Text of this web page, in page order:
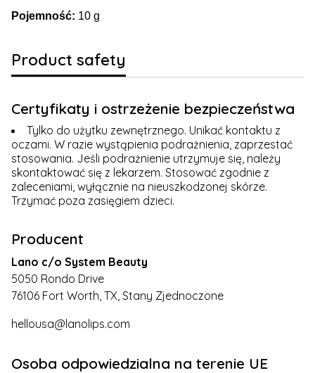
Pojemność: 10 g
Product safety
Certyfikaty i ostrzeżenie bezpieczeństwa
Tylko do użytku zewnętrznego. Unikać kontaktu z
oczami. W razie wystąpienia podrażnienia, zaprzestać
stosowania. Jeśli podrażnienie utrzymuje się, należy
skontaktować się z lekarzem. Stosować zgodnie z
zaleceniami, wyłącznie na nieuszkodzonej skórze.
Trzymać poza zasięgiem dzieci.
Producent
Lano c/o System Beauty
5050 Rondo Drive
76106 Fort Worth, TX, Stany Zjednoczone
hellousa@lanolips.com
Osoba odpowiedzialna na terenie UE